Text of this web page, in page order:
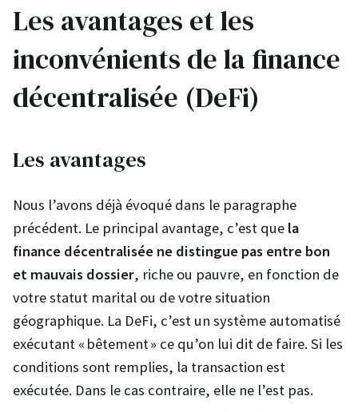
Les avantages et les
inconvénients de la finance
décentralisée (DeFi)
Les avantages
Nous l’avons déjà évoqué dans le paragraphe
précédent. Le principal avantage, c’est que la
finance décentralisée ne distingue pas entre bon
et mauvais dossier, riche ou pauvre, en fonction de
votre statut marital ou de votre situation
géographique. La DeFi, c’est un système automatisé
exécutant « bêtement » ce qu’on lui dit de faire. Si les
conditions sont remplies, la transaction est
exécutée. Dans le cas contraire, elle ne l’est pas.